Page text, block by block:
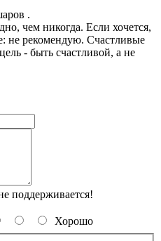
.
чем никогда. Если хочется,
не рекомендую. Счастливые
- быть счастливой, а не
поддерживается!
Хорошо